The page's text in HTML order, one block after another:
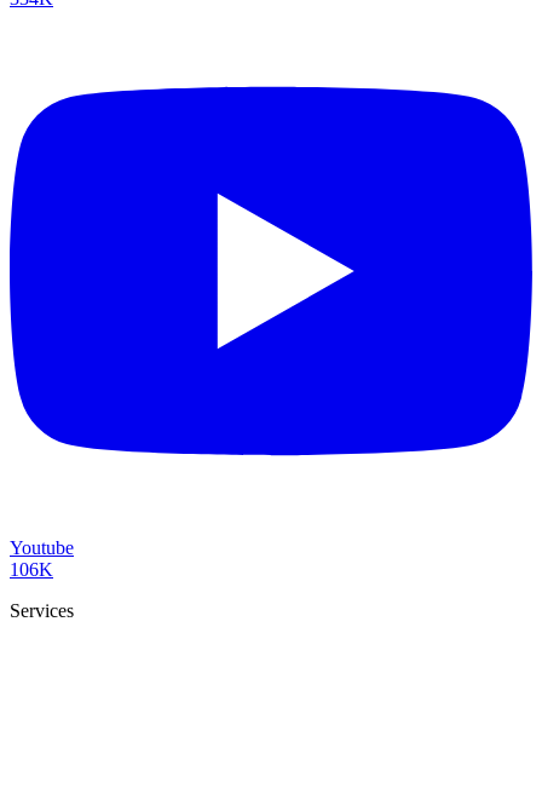
Youtube
106K
Services